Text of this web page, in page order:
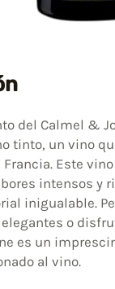
del Calmel &
tinto, un vino
Este
intensos y
inigualable.
o
es un
al vino.